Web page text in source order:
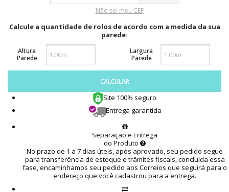
Não sei meu CEP
Calcule a quantidade de rolos de acordo com a medida da sua
parede:
Altura
Parede
Largura
Parede
CALCULAR
Site 100% seguro
Entrega garantida
Separação e Entrega
do Produto
No prazo de 1 a 7 dias úteis, após aprovado, seu pedido segue
para transferência de estoque e trâmites fiscais, concluída essa
fase, encaminhamos seu pedido aos Correios que seguirá para o
endereço que você cadastrou para a entrega.